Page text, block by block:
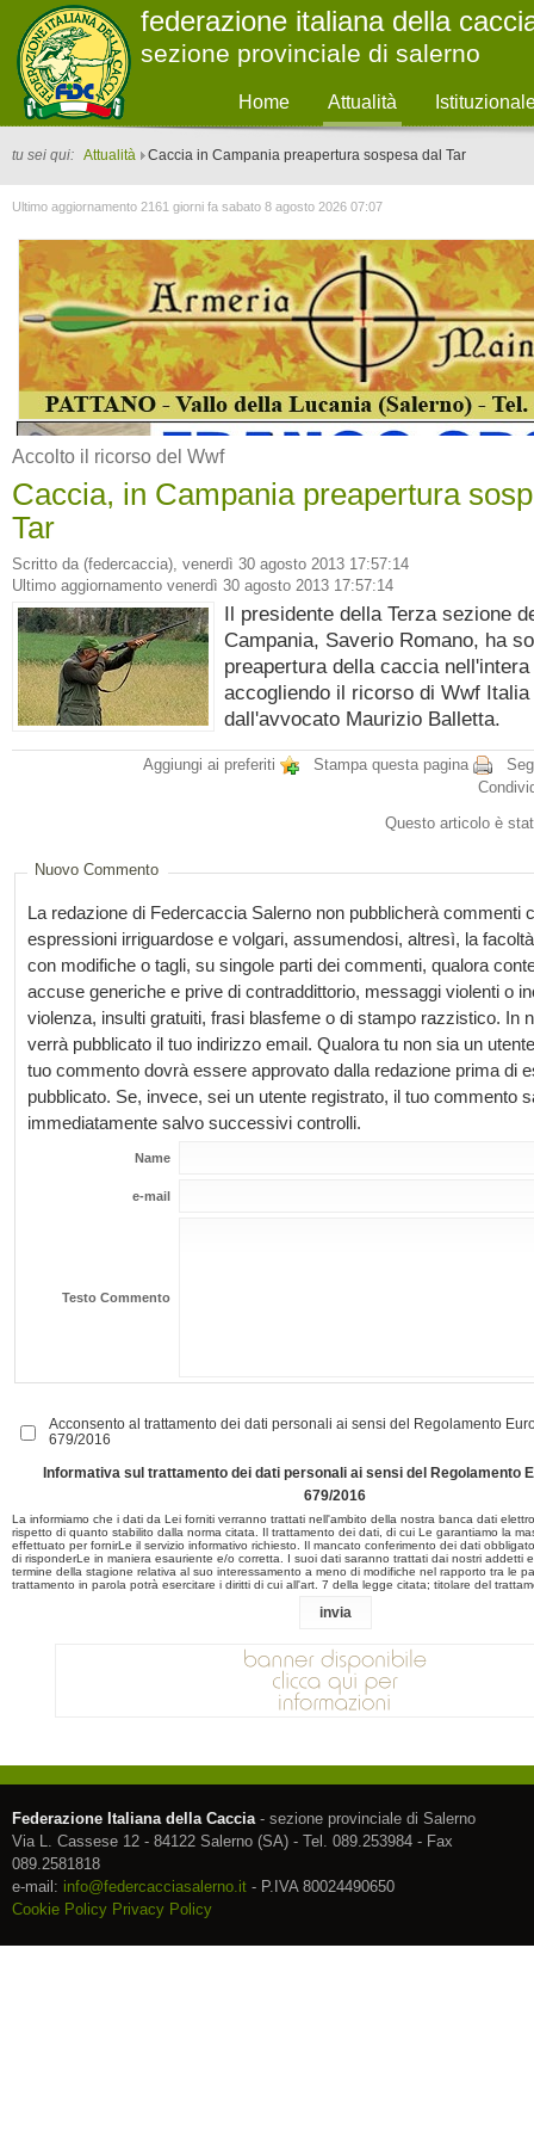
federazione italiana della
sezione provinciale di salerno
Home Attualità
tu sei qui: Attualità Caccia in Campania preapertura sospesa dal Tar
Ultimo aggiornamento 2161 giorni fa sabato 8 agosto 2026 07:07
Accolto il ricorso del Wwf
Caccia, in Campania preapertura
Tar
Scritto da (federcaccia), venerdì 30 agosto 2013 17:57:14
Ultimo aggiornamento venerdì 30 agosto 2013 17:57:14
Il presidente della Terza sezione
Campania, Saverio Romano, ha
preapertura della caccia
accogliendo il ricorso di Wwf
dall'avvocato Maurizio Balletta.
Aggiungi ai preferiti Stampa questa pagina
Questo articolo è
Nuovo Commento
La redazione di Federcaccia Salerno non pubblicherà commenti
espressioni irriguardose e volgari, assumendosi, altresì, la
con modifiche o tagli, su singole parti dei commenti, qualora
accuse generiche e prive di contraddittorio, messaggi violenti o
violenza, insulti gratuiti, frasi blasfeme o di stampo razzistico. In
verrà pubblicato il tuo indirizzo email. Qualora tu non sia un
tuo commento dovrà essere approvato dalla redazione prima di
pubblicato. Se, invece, sei un utente registrato, il tuo commento
immediatamente salvo successivi controlli.
Name
e-mail
Testo Commento
Acconsento al trattamento dei dati personali ai sensi del Regolamento
679/2016
Informativa sul trattamento dei dati personali ai sensi del Regolamento
679/2016
La informiamo che i dati da Lei forniti verranno trattati nell'ambito della nostra banca dati
rispetto di quanto stabilito dalla norma citata. Il trattamento dei dati, di cui Le garantiamo la
effettuato per fornirLe il servizio informativo richiesto. Il mancato conferimento dei dati
di risponderLe in maniera esauriente e/o corretta. I suoi dati saranno trattati dai nostri addetti
termine della stagione relativa al suo interessamento a meno di modifiche nel rapporto tra le
trattamento in parola potrà esercitare i diritti di cui all'art. 7 della legge citata; titolare del
Federazione Italiana della Caccia- sezione provinciale di Salerno
Via L. Cassese 12 - 84122 Salerno (SA) - Tel. 089.253984 - Fax
089.2581818
e-mail: info@federcacciasalerno.it - P.IVA 80024490650
Cookie Policy Privacy Policy